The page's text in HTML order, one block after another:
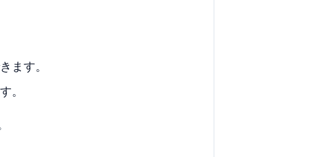
ます。
。